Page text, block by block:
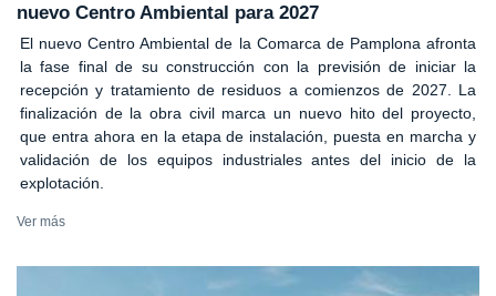
nuevo Centro Ambiental para 2027
El nuevo Centro Ambiental de la Comarca de Pamplona afronta
la fase final de su construcción con la previsión de iniciar la
recepción y tratamiento de residuos a comienzos de 2027. La
finalización de la obra civil marca un nuevo hito del proyecto,
que entra ahora en la etapa de instalación, puesta en marcha y
validación de los equipos industriales antes del inicio de la
explotación.
Ver más